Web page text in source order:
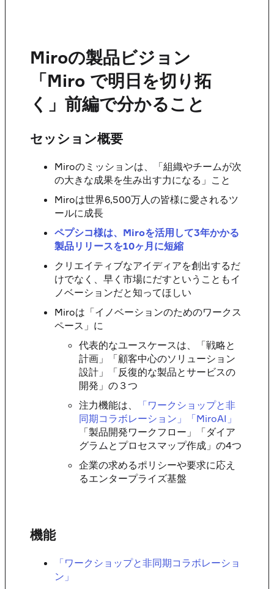
Miroの製品ビジョン
「Miro で明日を切り拓
く」前編で分かること
セッション概要
Miroのミッションは、「組織やチームが次
の大きな成果を生み出す力になる」こと
Miroは世界6,500万人の皆様に愛されるツ
ールに成長
ペプシコ様は、Miroを活用して3年かかる
製品リリースを10ヶ月に短縮
クリエイティブなアイディアを創出するだ
けでなく、早く市場にだすということもイ
ノベーションだと知ってほしい
Miroは「イノベーションのためのワークス
ペース」に
代表的なユースケースは、「戦略と
計画」「顧客中心のソリューション
設計」「反復的な製品とサービスの
開発」の３つ
注力機能は、
「ワークショップと非
同期コラボレーション」
「MiroAI」
「製品開発ワークフロー」「ダイア
グラムとプロセスマップ作成」の4つ
企業の求めるポリシーや要求に応え
るエンタープライズ基盤
機能
「ワークショップと非同期コラボレーショ
ン」